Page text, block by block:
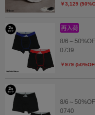
￥3,129
8/6～
0739
￥979
8/6～
0740